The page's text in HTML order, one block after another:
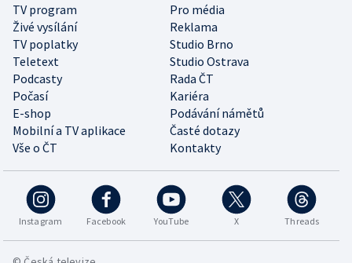
TV program
Pro média
Živé vysílání
Reklama
TV poplatky
Studio Brno
Teletext
Studio Ostrava
Podcasty
Rada ČT
Počasí
Kariéra
E-shop
Podávání námětů
Mobilní a TV aplikace
Časté dotazy
Vše o ČT
Kontakty
Instagram Facebook YouTube X Threads